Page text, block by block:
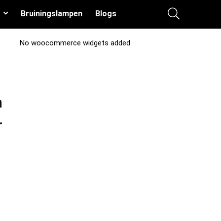
Bruiningslampen Blogs
No woocommerce widgets added